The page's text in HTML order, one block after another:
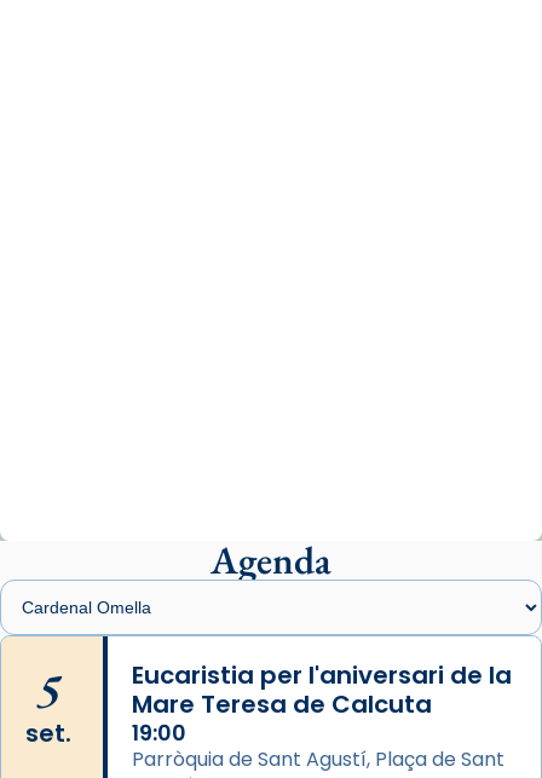
presidit aquest 27 de juliol la missa de Les
Santes de Mataró.
🔗
📸 J. Merino
Photo
View on Facebook ·
Agenda
5
set.
Eucaristia per l'aniversari de la
Mare Teresa de Calcuta
19:00
Parròquia de Sant Agustí, Plaça de Sant